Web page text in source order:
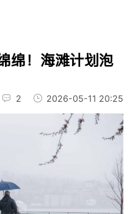
绵！海滩计划泡
2 2026-05-11 20:25